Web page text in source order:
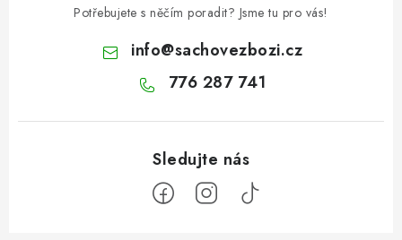
Potřebujete s něčím poradit? Jsme tu pro vás!
info@sachovezbozi.cz
776 287 741